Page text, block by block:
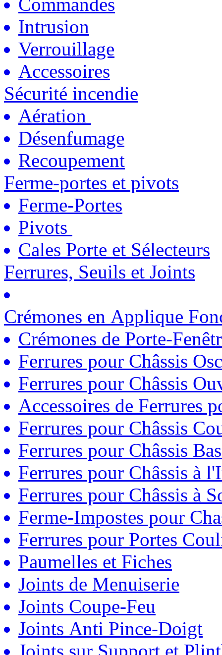
Intrusion
Verrouillage
Accessoires
Sécurité incendie
Aération
Désenfumage
Recoupement
Ferme-portes et pivots
Ferme-Portes
Pivots
Cales Porte et Sélecteurs
Ferrures, Seuils et Joints
Crémones en Applique
Crémones de Porte-
Ferrures pour Châssis
Ferrures pour Châssis
Accessoires de Ferrures
Ferrures pour Châssis
Ferrures pour Châssis
Ferrures pour Châssis à
Ferrures pour Châssis à
Ferme-Impostes pour
Ferrures pour Portes
Paumelles et Fiches
Joints de Menuiserie
Joints Coupe-Feu
Joints Anti Pince-Doigt